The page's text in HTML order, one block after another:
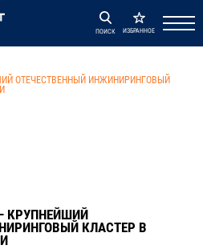
ПОИСК ИЗБРАННОЕ
ОТЕЧЕСТВЕННЫЙ ИНЖИНИРИНГОВЫЙ
КРУПНЕЙШИЙ
КЛАСТЕР В